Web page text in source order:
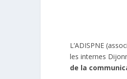
L’ADISPNE
les internes
de la